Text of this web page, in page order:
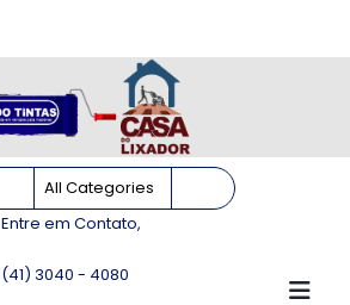
Entre em Contato,
(41) 3040 - 4080